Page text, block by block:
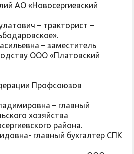
АО «Новосергиевский
– тракторист –
– заместитель
ООО «Платовский
Профсоюзов
– главный
хозяйства
района.
главный бухгалтер СПК